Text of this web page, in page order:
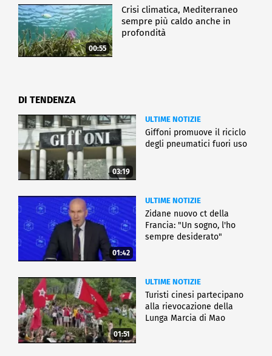
00:55
Crisi climatica, Mediterraneo
sempre più caldo anche in
profondità
DI TENDENZA
03:19
ULTIME NOTIZIE
Giffoni promuove il riciclo
degli pneumatici fuori uso
01:42
ULTIME NOTIZIE
Zidane nuovo ct della
Francia: "Un sogno, l'ho
sempre desiderato"
01:51
ULTIME NOTIZIE
Turisti cinesi partecipano
alla rievocazione della
Lunga Marcia di Mao